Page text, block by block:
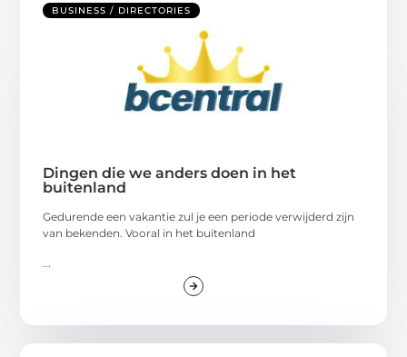
BUSINESS / DIRECTORIES
Dingen die we anders doen in het
buitenland
Gedurende een vakantie zul je een periode verwijderd zijn
van bekenden. Vooral in het buitenland